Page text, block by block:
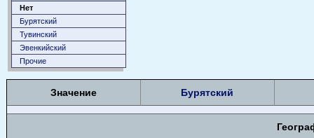
Нет
Бурятский
Тувинский
Эвенкийский
Прочие
Значение Бурятский